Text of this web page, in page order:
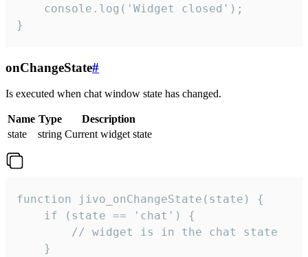
    console.log('Widget closed');
}
onChangeState#
Is executed when chat window state has changed.
Name Type
Description
state
string Current widget state
function jivo_onChangeState(state) {
    if (state == 'chat') {
        // widget is in the chat state
    }